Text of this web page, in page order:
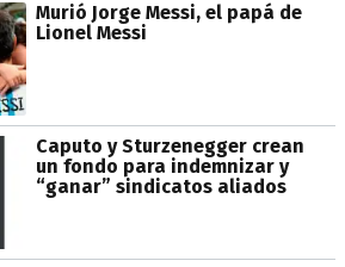
Murió Jorge Messi, el papá de
Lionel Messi
Caputo y Sturzenegger crean
un fondo para indemnizar y
“ganar” sindicatos aliados